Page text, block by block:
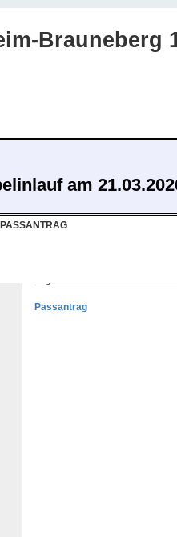
Brauneberg
am
PASSANTRAG
Passantrag